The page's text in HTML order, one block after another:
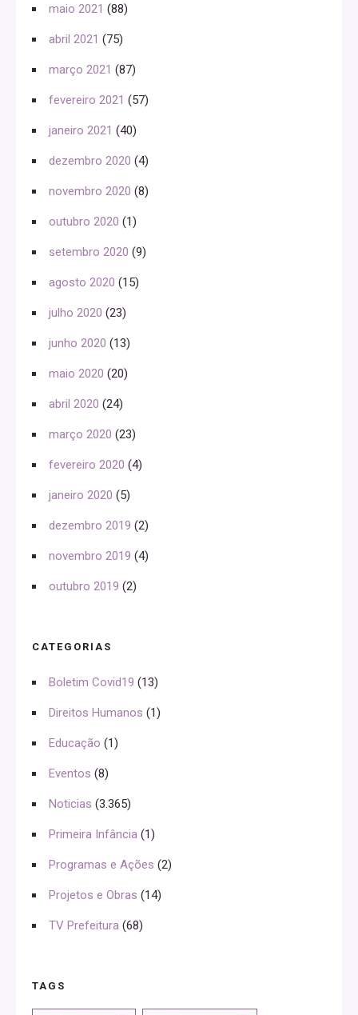
maio 2021 (88)
abril 2021 (75)
março 2021 (87)
fevereiro 2021 (57)
janeiro 2021 (40)
dezembro 2020 (4)
novembro 2020 (8)
outubro 2020 (1)
setembro 2020 (9)
agosto 2020 (15)
julho 2020 (23)
junho 2020 (13)
maio 2020 (20)
abril 2020 (24)
março 2020 (23)
fevereiro 2020 (4)
janeiro 2020 (5)
dezembro 2019 (2)
novembro 2019 (4)
outubro 2019 (2)
CATEGORIAS
Boletim Covid19 (13)
Direitos Humanos (1)
Educação (1)
Eventos (8)
Noticias (3.365)
Primeira Infância (1)
Programas e Ações (2)
Projetos e Obras (14)
TV Prefeitura (68)
TAGS